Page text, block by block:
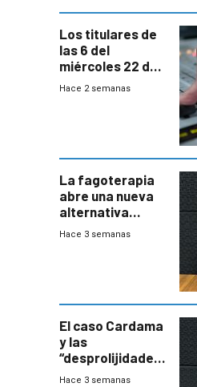
Los titulares de
las 6 del
miércoles 22 de
julio de 2026
Hace 2 semanas
La fagoterapia
abre una nueva
alternativa
contra bacterias
innovadora
Hace 3 semanas
El caso Cardama
y las
“desprolijidades”
que la
Hace 3 semanas